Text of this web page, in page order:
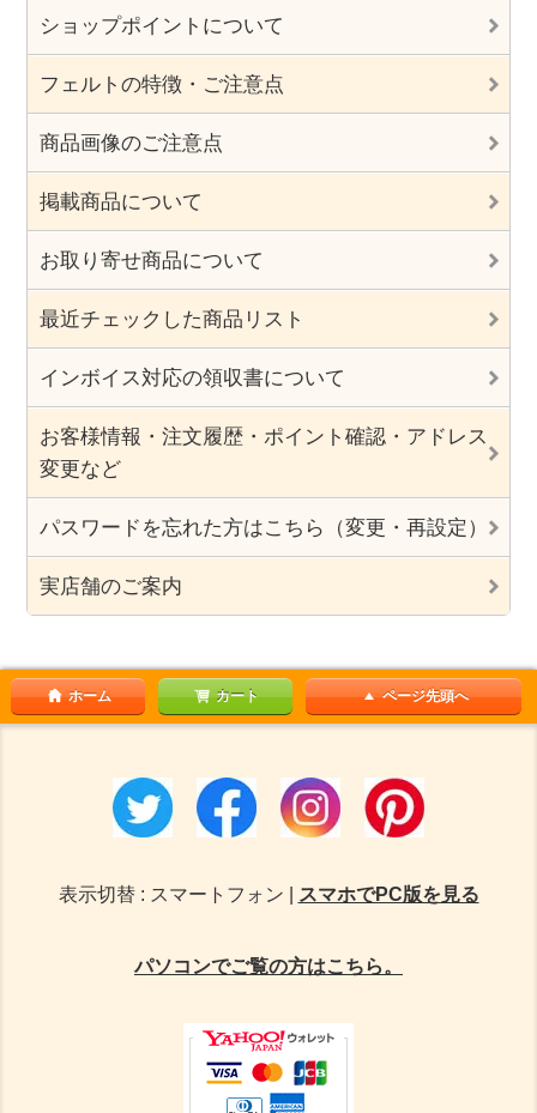
ショップポイントについて
フェルトの特徴・ご注意点
商品画像のご注意点
掲載商品について
お取り寄せ商品について
最近チェックした商品リスト
インボイス対応の領収書について
お客様情報・注文履歴・ポイント確認・アドレス
変更など
パスワードを忘れた方はこちら（変更・再設定）
実店舗のご案内
ホーム カート ページ先頭へ
表示切替 : スマートフォン | スマホでPC版を見る
パソコンでご覧の方はこちら。